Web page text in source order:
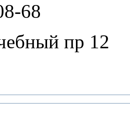
68
пр 12